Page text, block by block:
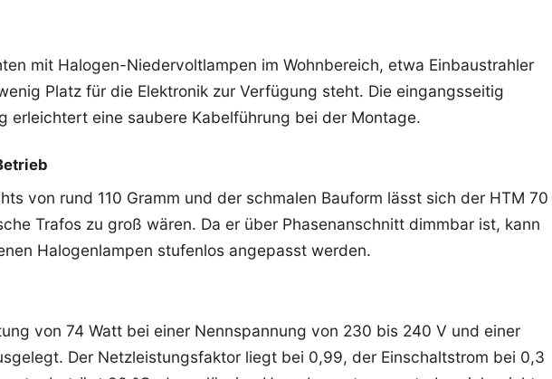
mit Halogen-Niedervoltlampen im Wohnbereich, etwa Einbaustrahler
Platz für die Elektronik zur Verfügung steht. Die eingangsseitig
erleichtert eine saubere Kabelführung bei der Montage.
von rund 110 Gramm und der schmalen Bauform lässt sich der HTM 70
Trafos zu groß wären. Da er über Phasenanschnitt dimmbar ist, kann
Halogenlampen stufenlos angepasst werden.
von 74 Watt bei einer Nennspannung von 230 bis 240 V und einer
Der Netzleistungsfaktor liegt bei 0,99, der Einschaltstrom bei 0,3